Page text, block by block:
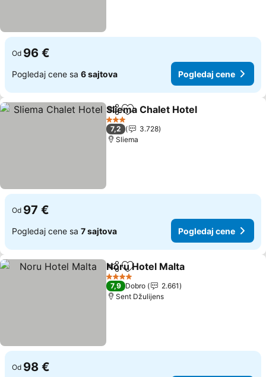
Od 96 €
Pogledaj cene sa 6 sajtova Pogledaj cene
Deli Dodati u favorite
Sliema Chalet Hotel
3 Zvezdice
7,2
3.728
Sliema
Od 97 €
Pogledaj cene sa 7 sajtova Pogledaj cene
Deli Dodati u favorite
Noru Hotel Malta
4 Zvezdice
7,9 Dobro
2.661
Sent Džulijens
Od 98 €